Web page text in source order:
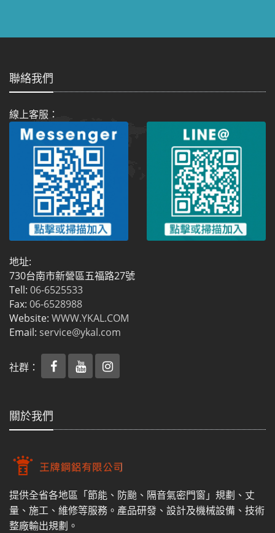
聯絡我們
線上客服：
地址:
730台南市新營區五福路27號
Tell: 06-6525533
Fax: 06-6528988
Website: WWW.YKAL.COM
Email: service@ykal.com
社群：
關於我們
提供全省各地區「節能、防颱、隔音氣密門窗」規劃、丈
量、施工、維修等服務。產品研發、設計及機械設備、技術
整廠輸出規劃。